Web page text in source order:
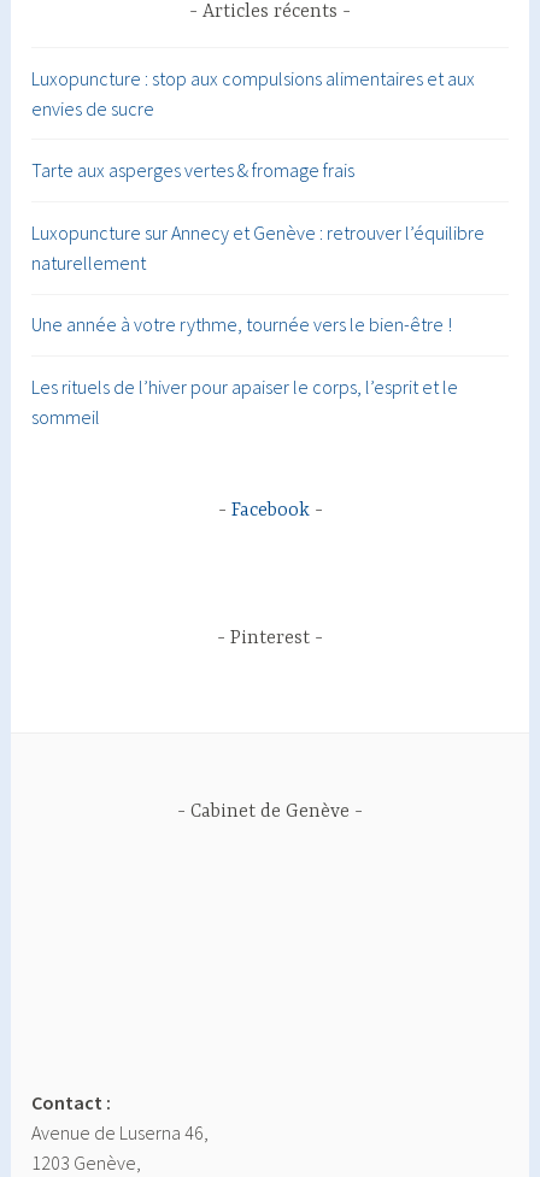
Articles récents
Luxopuncture : stop aux compulsions alimentaires et aux
envies de sucre
Tarte aux asperges vertes & fromage frais
Luxopuncture sur Annecy et Genève : retrouver l’équilibre
naturellement
Une année à votre rythme, tournée vers le bien-être !
Les rituels de l’hiver pour apaiser le corps, l’esprit et le
sommeil
Facebook
Pinterest
Cabinet de Genève
Contact :
Avenue de Luserna 46,
1203 Genève,